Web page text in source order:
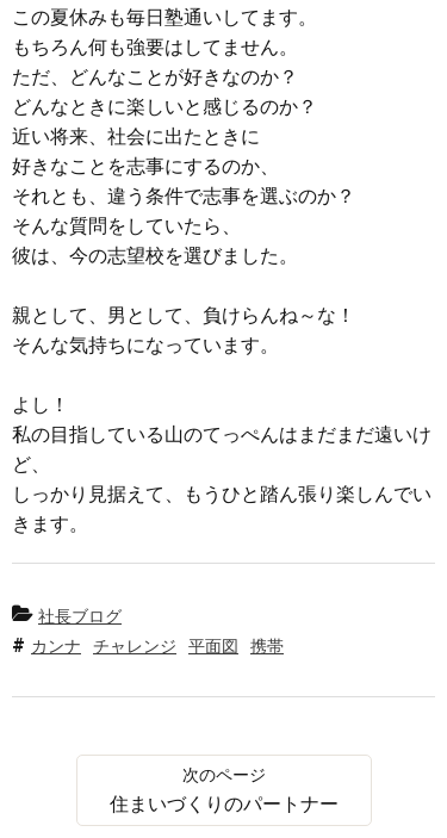
この夏休みも毎日塾通いしてます。
もちろん何も強要はしてません。
ただ、どんなことが好きなのか？
どんなときに楽しいと感じるのか？
近い将来、社会に出たときに
好きなことを志事にするのか、
それとも、違う条件で志事を選ぶのか？
そんな質問をしていたら、
彼は、今の志望校を選びました。
親として、男として、負けらんね～な！
そんな気持ちになっています。
よし！
私の目指している山のてっぺんはまだまだ遠いけ
ど、
しっかり見据えて、もうひと踏ん張り楽しんでい
きます。
社長ブログ
カンナ
チャレンジ 平面図 携帯
住まいづくりのパートナー